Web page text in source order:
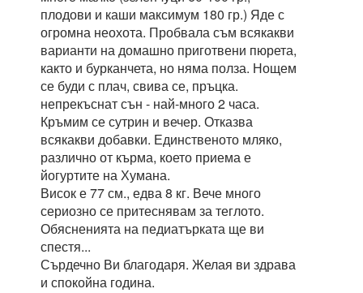
плодови и каши максимум 180 гр.) Яде с
огромна неохота. Пробвала съм всякакви
варианти на домашно приготвени пюрета,
както и бурканчета, но няма полза. Нощем
се буди с плач, свива се, пръцка.
непрекъснат сън - най-много 2 часа.
Кръмим се сутрин и вечер. Отказва
всякакви добавки. Единственото мляко,
различно от кърма, което приема е
йогуртите на Хумана.
Висок е 77 см., едва 8 кг. Вече много
сериозно се притеснявам за теглото.
Обясненията на педиатърката ще ви
спестя...
Сърдечно Ви благодаря. Желая ви здрава
и спокойна година.